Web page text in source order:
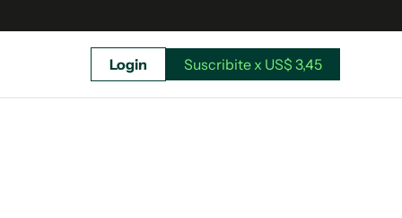
Login Suscribite x US$ 3,45